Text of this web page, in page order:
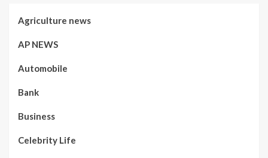
Agriculture news
AP NEWS
Automobile
Bank
Business
Celebrity Life